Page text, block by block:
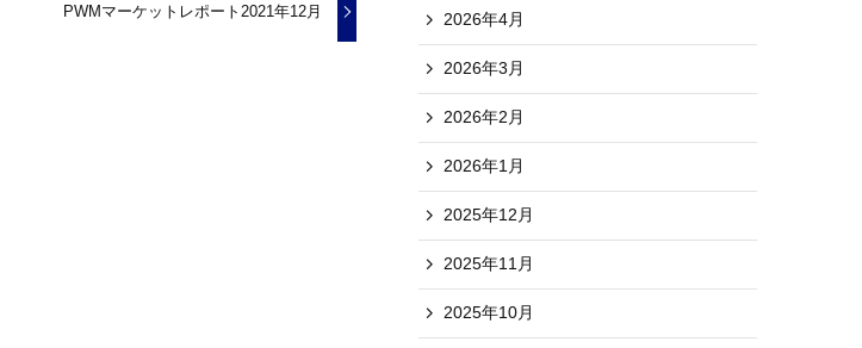
PWMマーケットレポート2021年12月 2026年4月
2026年3月
2026年2月
2026年1月
2025年12月
2025年11月
2025年10月